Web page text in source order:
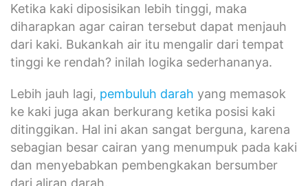
Ketika kaki diposisikan lebih tinggi, maka
diharapkan agar cairan tersebut dapat menjauh
dari kaki. Bukankah air itu mengalir dari tempat
tinggi ke rendah? inilah logika sederhananya.
Lebih jauh lagi, pembuluh darah yang memasok
ke kaki juga akan berkurang ketika posisi kaki
ditinggikan. Hal ini akan sangat berguna, karena
sebagian besar cairan yang menumpuk pada kaki
dan menyebabkan pembengkakan bersumber
dari aliran darah.